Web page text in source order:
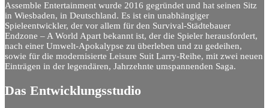
Assemble Entertainment wurde 2016 gegründet und hat seinen Sitz
in Wiesbaden, in Deutschland. Es ist ein unabhängiger
Spieleentwickler, der vor allem für den Survival-Städtebauer
Endzone – A World Apart bekannt ist, der die Spieler herausfordert,
nach einer Umwelt-Apokalypse zu überleben und zu gedeihen,
sowie für die modernisierte Leisure Suit Larry-Reihe, mit zwei neuen
Einträgen in der legendären, Jahrzehnte umspannenden Saga.
Das Entwicklungsstudio